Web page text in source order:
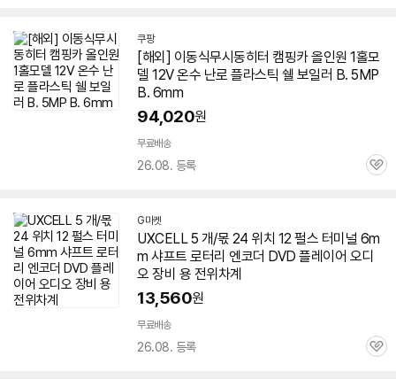
쿠팡
[해외] 이동식무시동히터 캠핑카 올인원 1홀모
델 12V 온수 난로 플라스틱 쉘 보일러 B. 5MP
B. 6mm
94,020원
무료배송
26.08. 등록
관
G마켓
UXCELL 5 개/몫 24 위치 12 펄스 터미널 6m
m 샤프트 로터리 엔코더 DVD 플레이어 오디
오 장비 용 전위차계
13,560원
무료배송
26.08. 등록
관
세부정보 열기/접기